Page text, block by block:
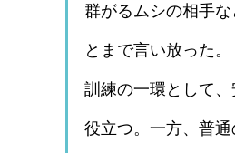
群がるムシの相手
とまで言い放った。
訓練の一環として
役立つ。一方、普